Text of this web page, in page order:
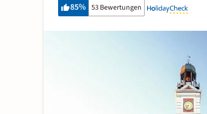
85% 53 Bewertungen